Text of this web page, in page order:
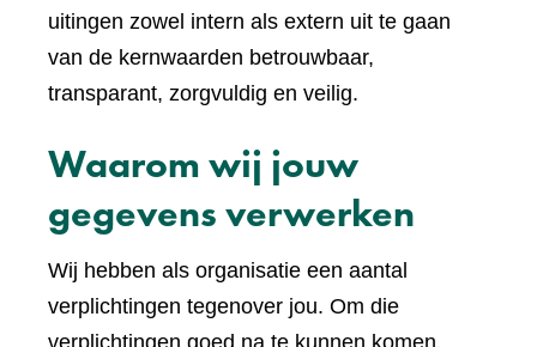
uitingen zowel intern als extern uit te gaan
van de kernwaarden betrouwbaar,
transparant, zorgvuldig en veilig.
Waarom wij jouw
gegevens verwerken
Wij hebben als organisatie een aantal
verplichtingen tegenover jou. Om die